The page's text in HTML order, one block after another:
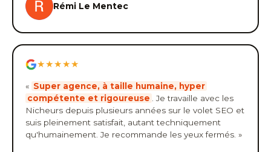
Rémi Le Mentec
★★★★★
« Super agence, à taille humaine, hyper
compétente et rigoureuse
. Je travaille avec les
Nicheurs depuis plusieurs années sur le volet SEO et
suis pleinement satisfait, autant techniquement
qu'humainement. Je recommande les yeux fermés. »